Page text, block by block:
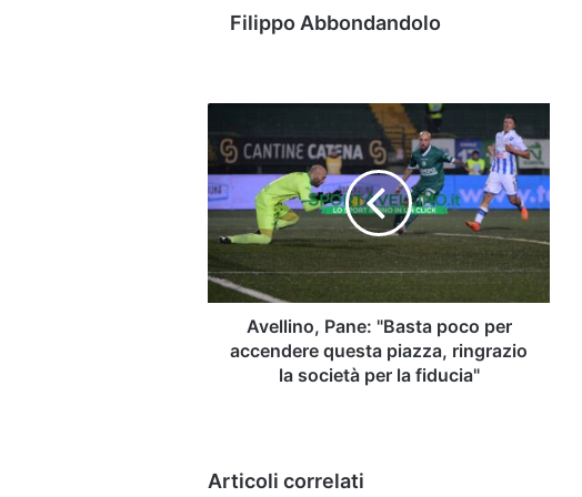
Filippo Abbondandolo
Pane:
"Basta
poco
per
accendere
questa
piazza,
ringrazio
società
Avellino, Pane: "Basta poco per
accendere questa piazza, ringrazio
la società per la fiducia"
Articoli correlati